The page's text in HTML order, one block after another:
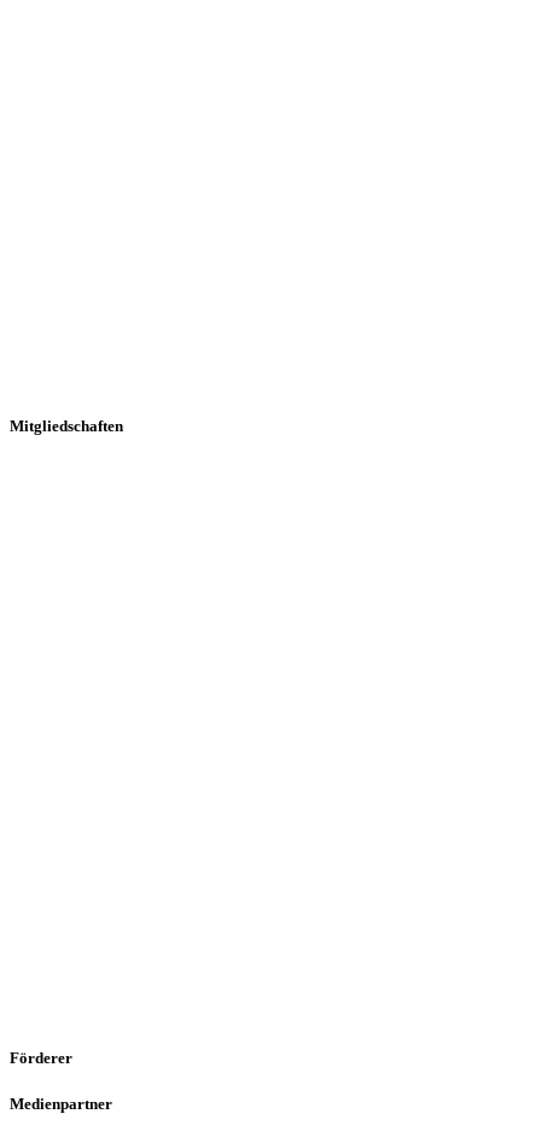
Mitgliedschaften
Förderer
Medienpartner